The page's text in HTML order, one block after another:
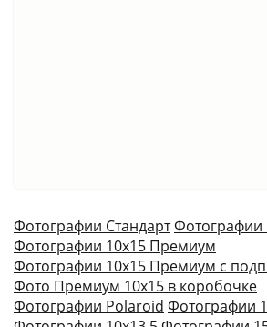
Фотографии Стандарт
Фотографии 10х15 Премиум
Фотографии 10х15 Премиум с
Фото Премиум 10х15 в коробочке
Фотографии Polaroid Фотографии